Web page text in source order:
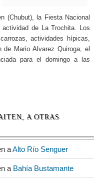
(Chubut), la Fiesta Nacional
de La Trochita. Los
actividades hípicas,
Mario Alvarez Quiroga, el
para el domingo a las
A OTRAS
aAlto Río Senguer
a Bahía Bustamante